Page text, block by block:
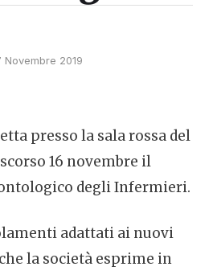
Novembre 2019
presso la sala rossa del
16 novembre il
degli Infermieri.
adattati ai nuovi
la società esprime in